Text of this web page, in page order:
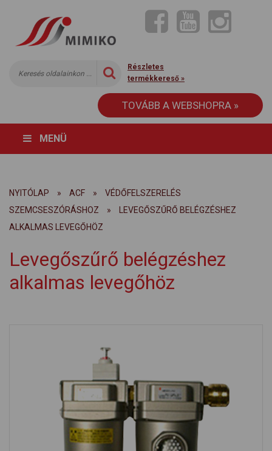
Részletes
termékkereső »
TOVÁBB A WEBSHOPRA »
MENÜ
NYITÓLAP » ACF »
VÉDŐFELSZERELÉS
SZEMCSESZÓRÁSHOZ
»
LEVEGŐSZŰRŐ BELÉGZÉSHEZ
ALKALMAS LEVEGŐHÖZ
Levegőszűrő belégzéshez
alkalmas levegőhöz